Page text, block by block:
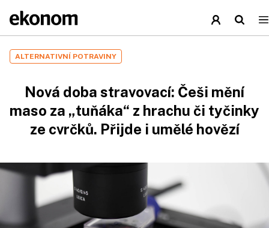
ALTERNATIVNÍ POTRAVINY
Nová doba stravovací: Češi mění
maso za „tuňáka“ z hrachu či tyčinky
ze cvrčků. Přijde i umělé hovězí